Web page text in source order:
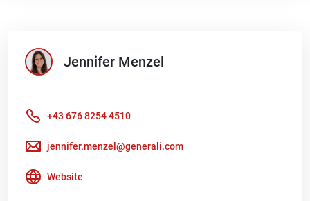
Jennifer Menzel
+43 676 8254 4510
jennifer.menzel@generali.com
Website